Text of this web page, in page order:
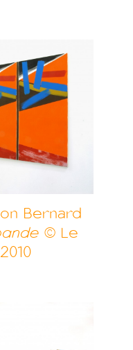
Bernard
© Le